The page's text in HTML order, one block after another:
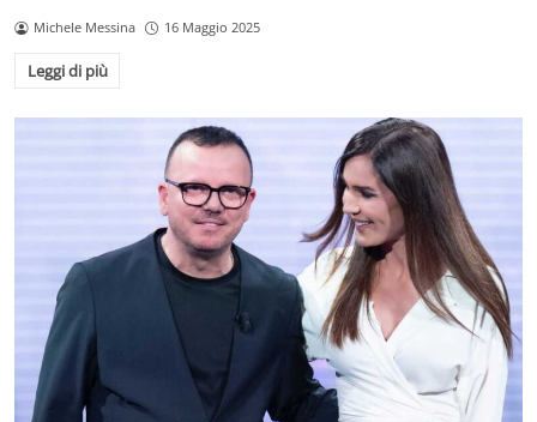
Michele Messina 16 Maggio 2025
Leggi di più